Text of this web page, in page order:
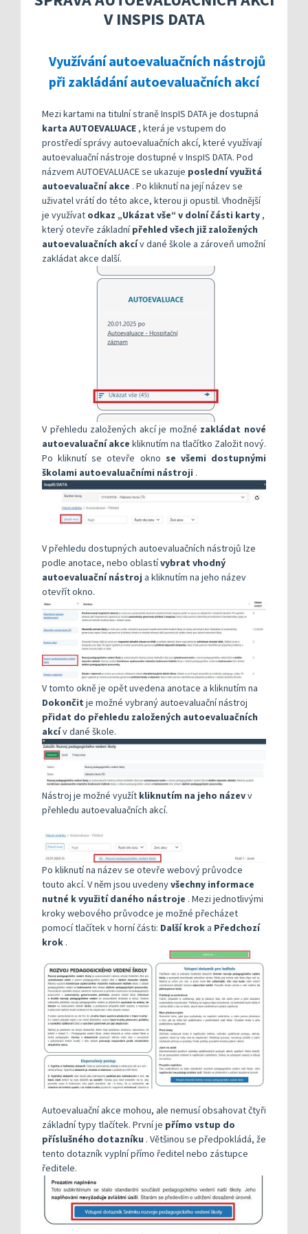
Další náměty pro realizaci vlastního hodnocení
Přehled nástrojů podle kritérií
Aktivní škola – podpora
Vybrané nástroje pro realizaci externího
KOMPAS s mentorskou podporou: Cílená
Rok v ředitelně
Informační
V INSPIS DATA
Využívání autoevaluačních nástrojů
při zakládání autoevaluačních akcí
Mezi kartami na titulní straně InspIS DATA je dostupná
karta AUTOEVALUACE , která je vstupem do
prostředí správy autoevaluačních akcí, které využívají
autoevaluační nástroje dostupné v InspIS DATA. Pod
názvem AUTOEVALUACE se ukazuje poslední využitá
autoevaluační akce . Po kliknutí na její název se
uživatel vrátí do této akce, kterou ji opustil. Vhodnější
je využívat odkaz „Ukázat vše“ v dolní části karty ,
který otevře základnípřehled všech již založených
autoevaluačních akcív dané škole a zároveň umožní
zakládat akce další.
V přehledu založených akcí je možné zakládat nové
autoevaluační akce kliknutím na tlačítko Založit nový.
Po kliknutí se otevře okno se všemi dostupnými
školami autoevaluačními nástroji .
V přehledu dostupných autoevaluačních nástrojů lze
podle anotace, nebo oblastívybrat vhodný
autoevaluační nástroj a kliknutím na jeho název
otevřít okno.
V tomto okně je opět uvedena anotace a kliknutím na
Dokončit je možné vybraný autoevaluační nástroj
přidat do přehledu založených autoevaluačních
akcív dané škole.
Nástroj je možné využít kliknutím na jeho názevv
přehledu autoevaluačních akcí.
Po kliknutí na název se otevře webový průvodce
touto akcí. V něm jsou uvedenyvšechny informace
nutné k využití daného nástroje . Mezi jednotlivými
kroky webového průvodce je možné přecházet
pomocí tlačítek v horní části: Další kroka Předchozí
krok .
Autoevaluační akce mohou, ale nemusí obsahovat čtyři
základní typy tlačítek. První je přímo vstup do
příslušného dotazníku . Většinou se předpokládá, že
tento dotazník vyplní přímo ředitel nebo zástupce
ředitele.